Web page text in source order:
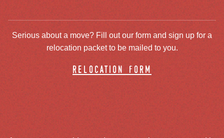
Serious about a move? Fill out our form and sign up for a
relocation packet to be mailed to you.
relocation form